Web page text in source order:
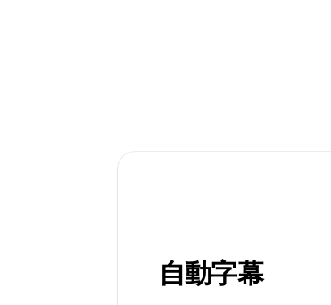
自動字幕